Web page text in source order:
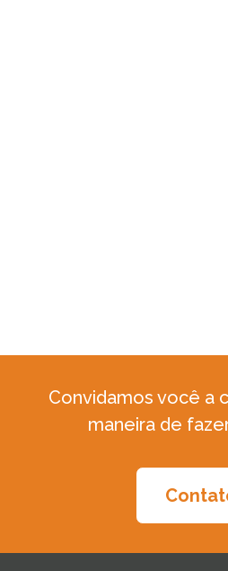
Convidamos você a
maneira de